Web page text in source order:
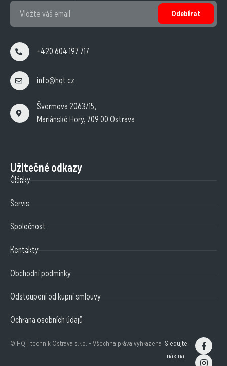
Odebírat
+420 604 197 717
info@hqt.cz
Švermova 2063/15,
Mariánské Hory, 709 00 Ostrava
Užitečné odkazy
Články
Servis
Společnost
Kontakty
Obchodní podmínky
Odstoupení od kupní smlouvy
Ochrana osobních údajů
© HQT technik Ostrava s.r.o. - Všechna práva vyhrazena Sledujte
nás na: